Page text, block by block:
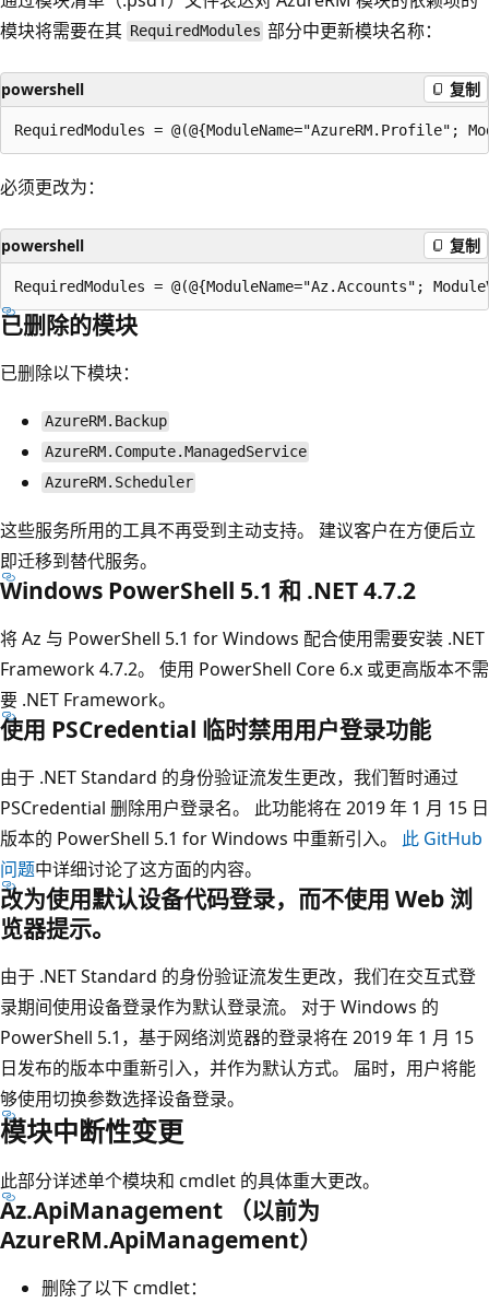
模块将需要在其 RequiredModules 部分中更新模块名称：
powershell 复制
必须更改为：
powershell 复制
已删除的模块
已删除以下模块：
AzureRM.Backup
AzureRM.Compute.ManagedService
AzureRM.Scheduler
这些服务所用的工具不再受到主动支持。 建议客户在方便后立
即迁移到替代服务。
Windows PowerShell 5.1 和 .NET 4.7.2
将 Az 与 PowerShell 5.1 for Windows 配合使用需要安装 .NET
Framework 4.7.2。 使用 PowerShell Core 6.x 或更高版本不需
要 .NET Framework。
使用 PSCredential 临时禁用用户登录功能
由于 .NET Standard 的身份验证流发生更改，我们暂时通过
PSCredential 删除用户登录名。 此功能将在 2019 年 1 月 15 日
版本的 PowerShell 5.1 for Windows 中重新引入。 此 GitHub
问题中详细讨论了这方面的内容。
改为使用默认设备代码登录，而不使用 Web 浏
览器提示。
由于 .NET Standard 的身份验证流发生更改，我们在交互式登
录期间使用设备登录作为默认登录流。 对于 Windows 的
PowerShell 5.1，基于网络浏览器的登录将在 2019 年 1 月 15
日发布的版本中重新引入，并作为默认方式。 届时，用户将能
够使用切换参数选择设备登录。
模块中断性变更
此部分详述单个模块和 cmdlet 的具体重大更改。
Az.ApiManagement （以前为
AzureRM.ApiManagement）
删除了以下 cmdlet：